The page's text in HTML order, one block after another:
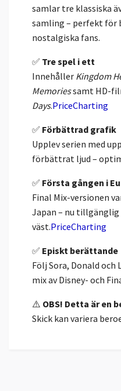
samlar tre klassiska
samling – perfekt för
nostalgiska fans.
✅ Tre spel i ett
Innehåller Kingdom
Memoriessamt HD-
Days.PriceCharting
✅ Förbättrad grafik
Upplev serien med
förbättrat ljud –
✅ Första gången i
Final Mix-versionen
Japan – nu
väst.PriceCharting
✅ Episkt berättande
Följ Sora, Donald och
mix av Disney- och
⚠️ OBS! Detta är en
Skick kan variera